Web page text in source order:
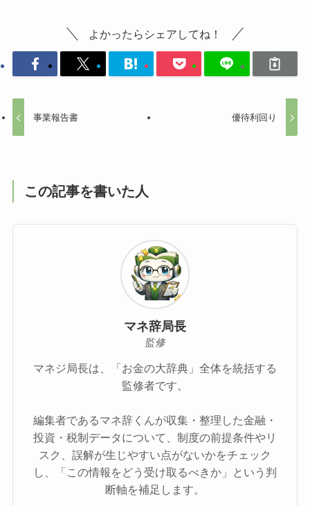
よかったらシェアしてね！
事業報告書 優待利回り
この記事を書いた人
マネ辞局長
監修
マネジ局長は、「お金の大辞典」全体を統括する
監修者です。
編集者であるマネ辞くんが収集・整理した金融・
投資・税制データについて、制度の前提条件やリ
スク、誤解が生じやすい点がないかをチェック
し、「この情報をどう受け取るべきか」という判
断軸を補足します。